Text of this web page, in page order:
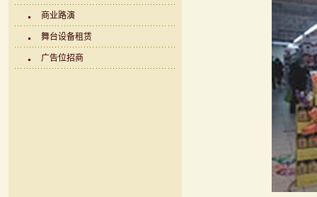
商业路演
舞台设备租赁
广告位招商